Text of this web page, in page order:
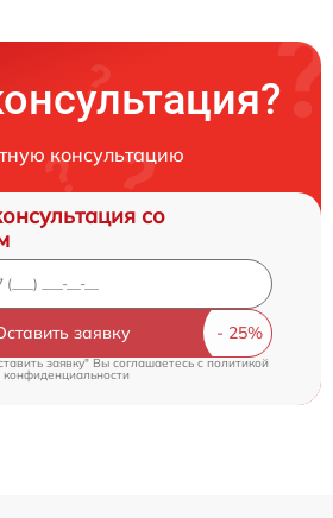
консультацию
со
заявку
заявку" Вы соглашаетесь cполитикой
конфиденциальности